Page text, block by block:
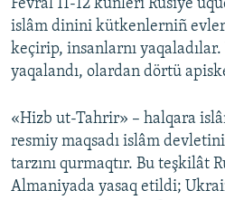
Fevral 11-12 künleri Rusiye
islâm dinini kütkenlerniñ
keçirip, insanlarnı
yaqalandı, olardan dörtü
«Hizb ut-Tahrir» – halqara
resmiy maqsadı islâm
tarzını qurmaqtır. Bu teşkilât
Almaniyada yasaq etildi;